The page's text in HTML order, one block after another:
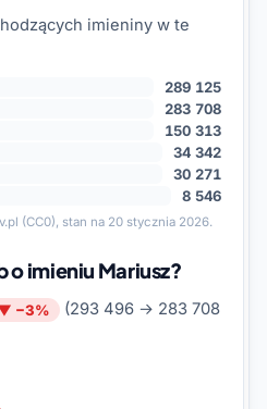
imieniny w te
289 125
283 708
150 313
34 342
30 271
8 546
(CC0), stan na 20 stycznia 2026.
o imieniu Mariusz?
−3% (293 496 → 283 708